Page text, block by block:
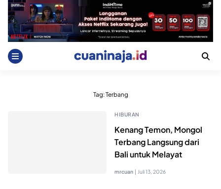
Skip
content
Tag:Terbang
HIBURAN
Kenang Temon, Mongol
Terbang Langsung dari
Bali untuk Melayat
mrcuan | Juli 13, 2026